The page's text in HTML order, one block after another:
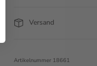
Versand
Artikelnummer 18661